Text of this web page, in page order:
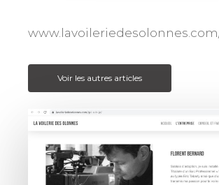
Voir les autres articles